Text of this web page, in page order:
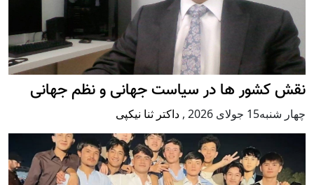
نقش کشور ها در سیاست جهانی و نظم جهانی
چهار شنبه15 جولای 2026 , داکتر ثنا نیکپی